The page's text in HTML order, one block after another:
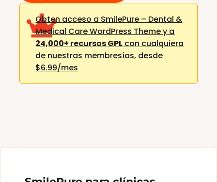
Obten acceso a SmilePure – Dental &
Medical Care WordPress Theme y a
24,000+ recursos GPL con cualquiera
de nuestras membresías, desde
$6.99/mes